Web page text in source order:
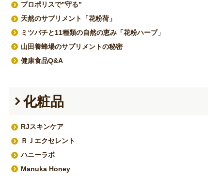
プロポリスで”守る”
天然のサプリメント「花粉荷」
ミツバチと11種類の自然の恵み「花粉ハーブ」
山田養蜂場のサプリメントの秘密
健康食品Q&A
化粧品
RJスキンケア
ＲＪエクセレント
ハニーラボ
Manuka Honey